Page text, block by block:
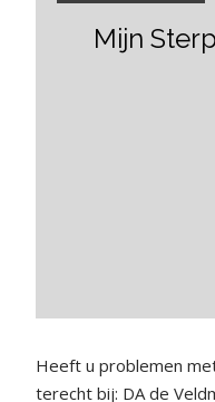
Mijn
Heeft u problemen
terecht bij: DA de